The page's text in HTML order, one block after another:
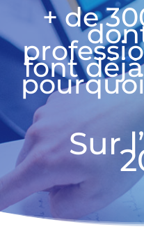
+ de
font
Sur